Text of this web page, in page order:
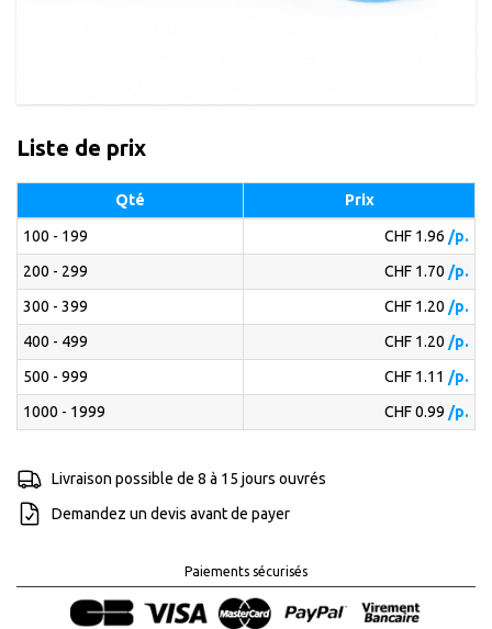
Liste de prix
Qté Prix
100 - 199 CHF 1.96 /p.
200 - 299
CHF 1.70 /p.
300 - 399
CHF 1.20 /p.
400 - 499
CHF 1.20 /p.
500 - 999
CHF 1.11 /p.
1000 - 1999
CHF 0.99 /p.
Livraison possible de 8 à 15 jours ouvrés
Demandez un devis avant de payer
Paiements sécurisés